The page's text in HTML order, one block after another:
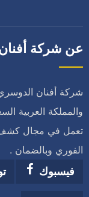
عن شركة
شركة أفنان
والمملكة العربية
تعمل في مجال كشف
الفوري وبالضمان .
فيسبوك